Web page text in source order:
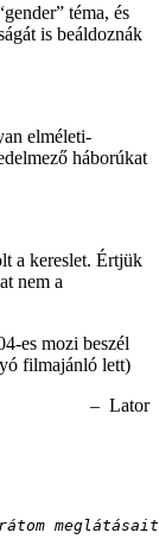
téma, és
is beáldoznák
elméleti-
háborúkat
a kereslet. Értjük
nem a
es mozi beszél
filmajánló lett)
– Lator